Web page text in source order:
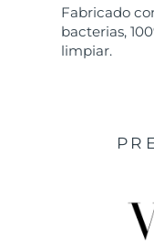
Fabricado
bacterias,
limpiar.